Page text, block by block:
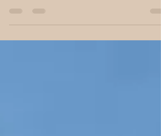
mehr...